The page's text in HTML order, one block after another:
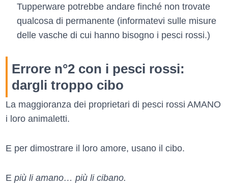
Tupperware potrebbe andare finché non trovate
qualcosa di permanente (informatevi sulle misure
delle vasche di cui hanno bisogno i pesci rossi.)
Errore n°2 con i pesci rossi:
dargli troppo cibo
La maggioranza dei proprietari di pesci rossi AMANO
i loro animaletti.
E per dimostrare il loro amore, usano il cibo.
E più li amano… più li cibano.